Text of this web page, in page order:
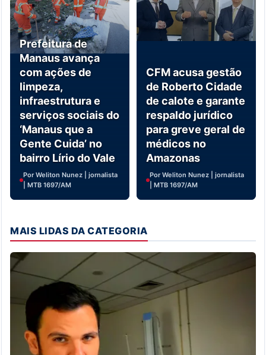
Prefeitura de
Manaus avança
com ações de
limpeza,
infraestrutura e
serviços sociais do
‘Manaus que a
Gente Cuida’ no
bairro Lírio do Vale
Por Weliton Nunez | jornalista
| MTB 1697/AM
CFM acusa gestão
de Roberto Cidade
de calote e garante
respaldo jurídico
para greve geral de
médicos no
Amazonas
Por Weliton Nunez | jornalista
| MTB 1697/AM
MAIS LIDAS DA CATEGORIA